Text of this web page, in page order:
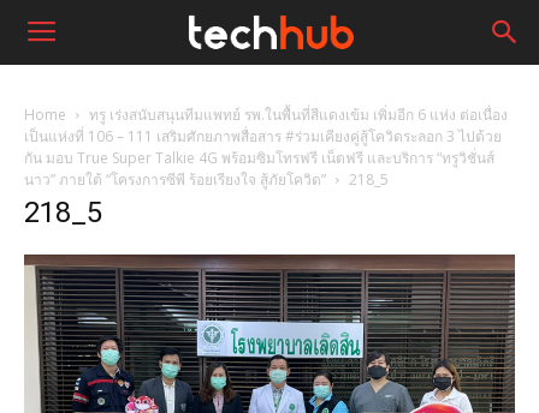
Home
ทรู เร่งสนับสนุนทีมแพทย์ รพ.ในพื้นที่สีแดงเข้ม เพิ่มอีก 6 แห่ง ต่อเนื่อง
เป็นแห่งที่ 106 – 111 เสริมศักยภาพสื่อสาร #ร่วมเคียงคู่สู้โควิดระลอก 3 ไปด้วย
กัน มอบ True Super Talkie 4G พร้อมซิมโทรฟรี เน็ตฟรี และบริการ “ทรูวิชั่นส์
นาว” ภายใต้ “โครงการซีพี ร้อยเรียงใจ สู้ภัยโควิด”
218_5
218_5